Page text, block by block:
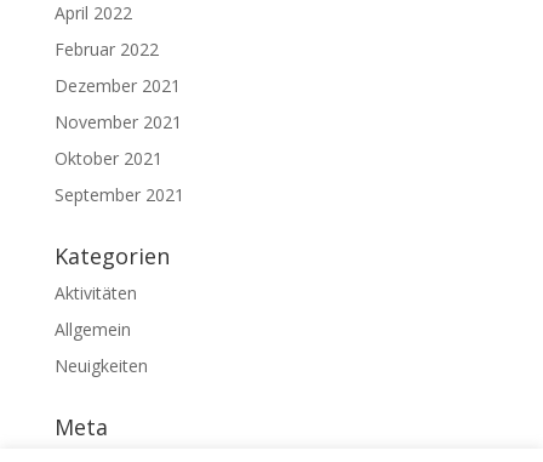
April 2022
Februar 2022
Dezember 2021
November 2021
Oktober 2021
September 2021
Kategorien
Aktivitäten
Allgemein
Neuigkeiten
Meta